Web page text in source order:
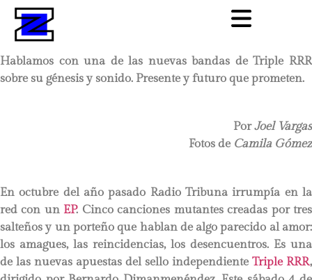
Hablamos con una de las nuevas bandas de Triple RRR
sobre su génesis y sonido. Presente y futuro que prometen.
PorJoel Vargas
Fotos de Camila Gómez
En octubre del año pasado Radio Tribuna irrumpía en la
red con unEP. Cinco canciones mutantes creadas por tres
salteños y un porteño que hablan de algo parecido al amor:
los amagues, las reincidencias, los desencuentros. Es una
de las nuevas apuestas del sello independiente Triple RRR,